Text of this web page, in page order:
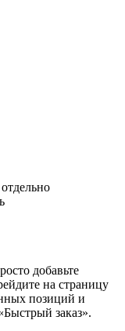
добавьте
на страницу
позиций и
заказ».